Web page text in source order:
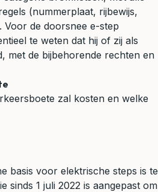
(nummerplaat, rijbewijs,
de doorsnee e-step
te weten dat hij of zij als
met de bijbehorende rechten en
zal kosten en welke
basis voor elektrische steps is te
sinds 1 juli 2022 is aangepast om